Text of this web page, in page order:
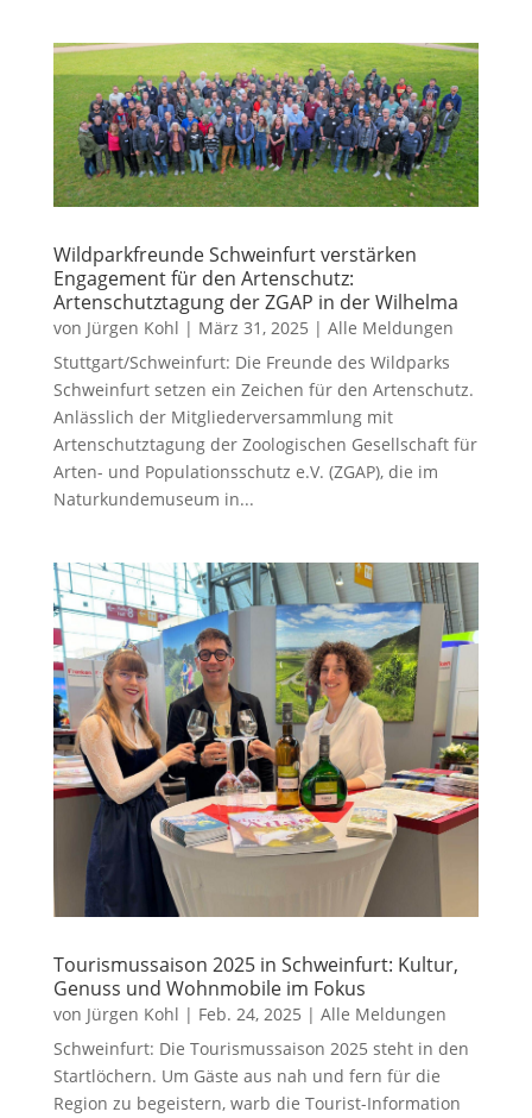
Wildparkfreunde Schweinfurt verstärken
Engagement für den Artenschutz:
Artenschutztagung der ZGAP in der Wilhelma
von Jürgen Kohl | März 31, 2025 | Alle Meldungen
Stuttgart/Schweinfurt: Die Freunde des Wildparks
Schweinfurt setzen ein Zeichen für den Artenschutz.
Anlässlich der Mitgliederversammlung mit
Artenschutztagung der Zoologischen Gesellschaft für
Arten- und Populationsschutz e.V. (ZGAP), die im
Naturkundemuseum in...
Tourismussaison 2025 in Schweinfurt: Kultur,
Genuss und Wohnmobile im Fokus
von Jürgen Kohl | Feb. 24, 2025 | Alle Meldungen
Schweinfurt: Die Tourismussaison 2025 steht in den
Startlöchern. Um Gäste aus nah und fern für die
Region zu begeistern, warb die Tourist-Information